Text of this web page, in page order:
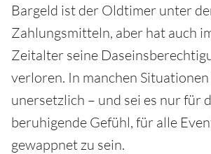
Bargeld ist der Oldtimer unter
Zahlungsmitteln, aber hat auch
Zeitalter seine
verloren. In manchen
unersetzlich – und sei es nur für
beruhigende Gefühl, für alle
gewappnet zu sein.